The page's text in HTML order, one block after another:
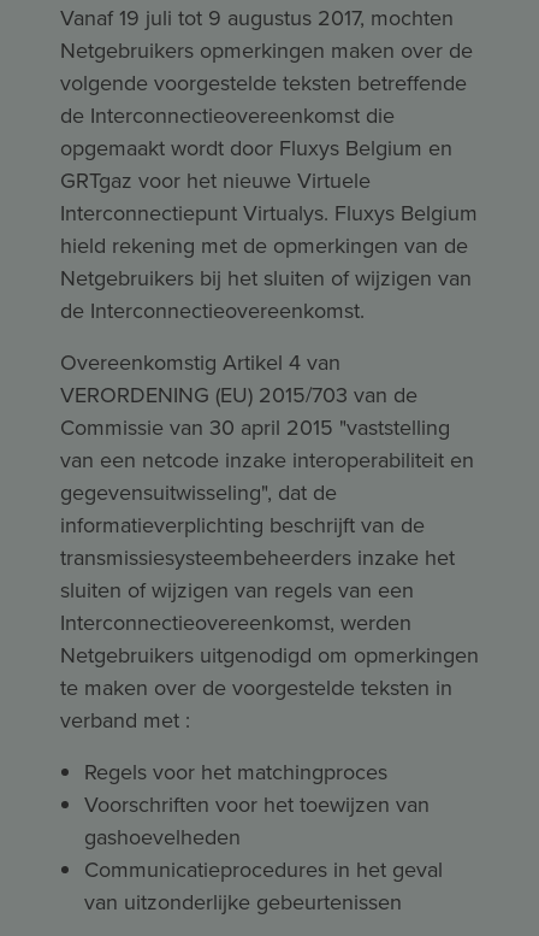
Vanaf 19 juli tot 9 augustus 2017, mochten
Netgebruikers opmerkingen maken over de
volgende voorgestelde teksten betreffende
de Interconnectieovereenkomst die
opgemaakt wordt door Fluxys Belgium en
GRTgaz voor het nieuwe Virtuele
Interconnectiepunt Virtualys. Fluxys Belgium
hield rekening met de opmerkingen van de
Netgebruikers bij het sluiten of wijzigen van
de Interconnectieovereenkomst.
Overeenkomstig Artikel 4 van
VERORDENING (EU) 2015/703 van de
Commissie van 30 april 2015 "vaststelling
van een netcode inzake interoperabiliteit en
gegevensuitwisseling", dat de
informatieverplichting beschrijft van de
transmissiesysteembeheerders inzake het
sluiten of wijzigen van regels van een
Interconnectieovereenkomst, werden
Netgebruikers uitgenodigd om opmerkingen
te maken over de voorgestelde teksten in
verband met :
Regels voor het matchingproces
Voorschriften voor het toewijzen van
gashoevelheden
Communicatieprocedures in het geval
van uitzonderlijke gebeurtenissen